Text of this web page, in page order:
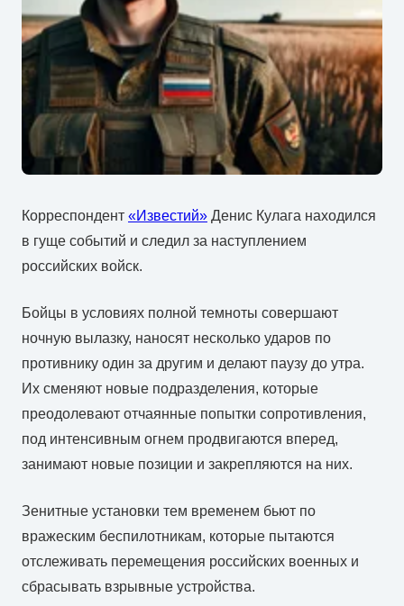
Корреспондент «Известий» Денис Кулага находился
в гуще событий и следил за наступлением
российских войск.
Бойцы в условиях полной темноты совершают
ночную вылазку, наносят несколько ударов по
противнику один за другим и делают паузу до утра.
Их сменяют новые подразделения, которые
преодолевают отчаянные попытки сопротивления,
под интенсивным огнем продвигаются вперед,
занимают новые позиции и закрепляются на них.
Зенитные установки тем временем бьют по
вражеским беспилотникам, которые пытаются
отслеживать перемещения российских военных и
сбрасывать взрывные устройства.